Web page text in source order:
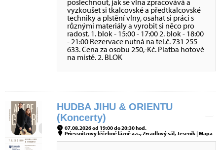
poslechnout, jak se vlna zpracovává a
vyzkoušet si tkalcovské a předtkalcovské
techniky a plstění vlny, osahat si práci s
různými materiály a vyrobit si něco pro
radost. 1. blok - 15:00 - 17:00 2. blok - 18:00
- 21:00 Rezervace nutná na tel.č. 731 255
633. Cena za osobu 250,-Kč. Platba hotově
na místě. 2. BLOK
HUDBA JIHU & ORIENTU
(Koncerty)
07.08.2026 od 19:00 do 20:30 hod.
Priessnitzovy léčebné lázně a.s., Zrcadlový sál, Jeseník |Mapa